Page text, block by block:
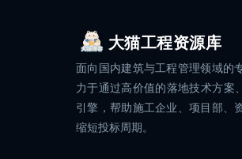
大猫工程资源库
面向国内建筑与工程管理领域的
力于通过高价值的落地技术方案
引擎，帮助施工企业、项目部、
缩短投标周期。